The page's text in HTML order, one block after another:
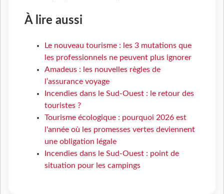
À lire aussi
Le nouveau tourisme : les 3 mutations que
les professionnels ne peuvent plus ignorer
Amadeus : les nouvelles règles de
l’assurance voyage
Incendies dans le Sud-Ouest : le retour des
touristes ?
Tourisme écologique : pourquoi 2026 est
l'année où les promesses vertes deviennent
une obligation légale
Incendies dans le Sud-Ouest : point de
situation pour les campings